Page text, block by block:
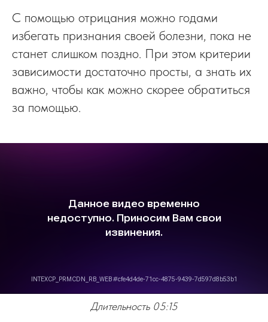
С помощью отрицания можно годами
избегать признания своей болезни, пока не
станет слишком поздно. При этом критерии
зависимости достаточно просты, а знать их
важно, чтобы как можно скорее обратиться
за помощью.
Длительность 05:15